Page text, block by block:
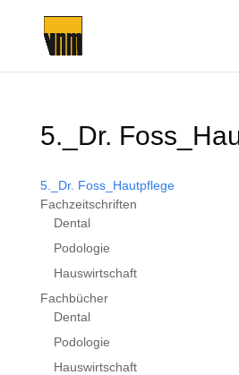
5._Dr.
5._Dr. Foss_Hautpflege
Fachzeitschriften
Dental
Podologie
Hauswirtschaft
Fachbücher
Dental
Podologie
Hauswirtschaft